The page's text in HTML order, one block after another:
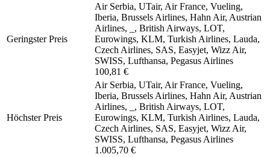
Geringster Preis
Air Serbia, UTair, Air France, Vueling,
Iberia, Brussels Airlines, Hahn Air, Austrian
Airlines, _, British Airways, LOT,
Eurowings, KLM, Turkish Airlines, Lauda,
Czech Airlines, SAS, Easyjet, Wizz Air,
SWISS, Lufthansa, Pegasus Airlines
100,81 €
Höchster Preis
Air Serbia, UTair, Air France, Vueling,
Iberia, Brussels Airlines, Hahn Air, Austrian
Airlines, _, British Airways, LOT,
Eurowings, KLM, Turkish Airlines, Lauda,
Czech Airlines, SAS, Easyjet, Wizz Air,
SWISS, Lufthansa, Pegasus Airlines
1.005,70 €